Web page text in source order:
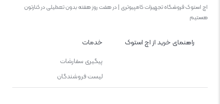
اچ استوک فروشگاه تجهیزات کامپیوتری | در هفت روز هفته بدون تعطیلی در کنارتون
هستیم
راهنمای خرید از اچ استوک خدمات
پیگیری سفارشات
لیست فروشندگان